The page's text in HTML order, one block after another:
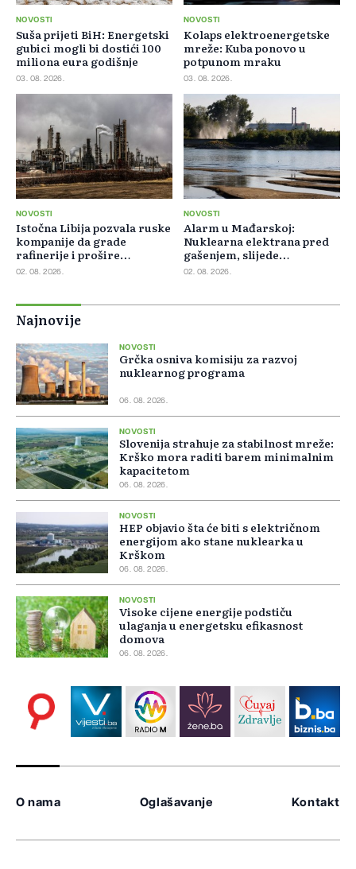
NOVOSTI
Suša prijeti BiH: Energetski
gubici mogli bi dostići 100
miliona eura godišnje
03. 08. 2026.
NOVOSTI
Kolaps elektroenergetske
mreže: Kuba ponovo u
potpunom mraku
03. 08. 2026.
NOVOSTI
Istočna Libija pozvala ruske
kompanije da grade
rafinerije i prošire
energetsku saradnju
02. 08. 2026.
NOVOSTI
Alarm u Mađarskoj:
Nuklearna elektrana pred
gašenjem, slijede
restrikcije struje i vode
02. 08. 2026.
Najnovije
NOVOSTI
Grčka osniva komisiju za razvoj
nuklearnog programa
06. 08. 2026.
NOVOSTI
Slovenija strahuje za stabilnost mreže:
Krško mora raditi barem minimalnim
kapacitetom
06. 08. 2026.
NOVOSTI
HEP objavio šta će biti s električnom
energijom ako stane nuklearka u
Krškom
06. 08. 2026.
NOVOSTI
Visoke cijene energije podstiču
ulaganja u energetsku efikasnost
domova
06. 08. 2026.
O nama Oglašavanje Kontakt